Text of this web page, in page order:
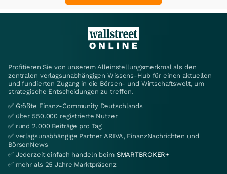
Profitieren Sie von unserem Alleinstellungsmerkmal als den
zentralen verlagsunabhängigen Wissens-Hub für einen aktuellen
und fundierten Zugang in die Börsen- und Wirtschaftswelt, um
strategische Entscheidungen zu treffen.
✅ Größte Finanz-Community Deutschlands
✅ über 550.000 registrierte Nutzer
✅ rund 2.000 Beiträge pro Tag
✅ verlagsunabhängige Partner ARIVA, FinanzNachrichten und
BörsenNews
✅ Jederzeit einfach handeln beim SMARTBROKER+
✅ mehr als 25 Jahre Marktpräsenz